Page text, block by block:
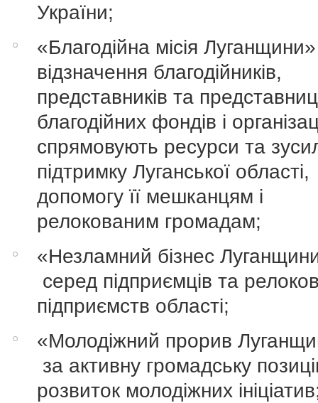
України;
«Благодійна місія
відзначення благодійників,
представників та
благодійних фондів і
спрямовують ресурси та
підтримку Луганської області,
допомогу її мешканцям і
релокованим громадам;
«Незламний бізнес
серед підприємців та
підприємств області;
«Молодіжний прорив
за активну громадську
розвиток молодіжних